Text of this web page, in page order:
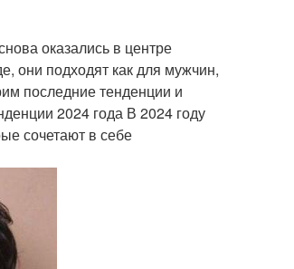
оказались в центре
они подходят как для мужчин,
последние тенденции и
2024 года В 2024 году
сочетают в себе